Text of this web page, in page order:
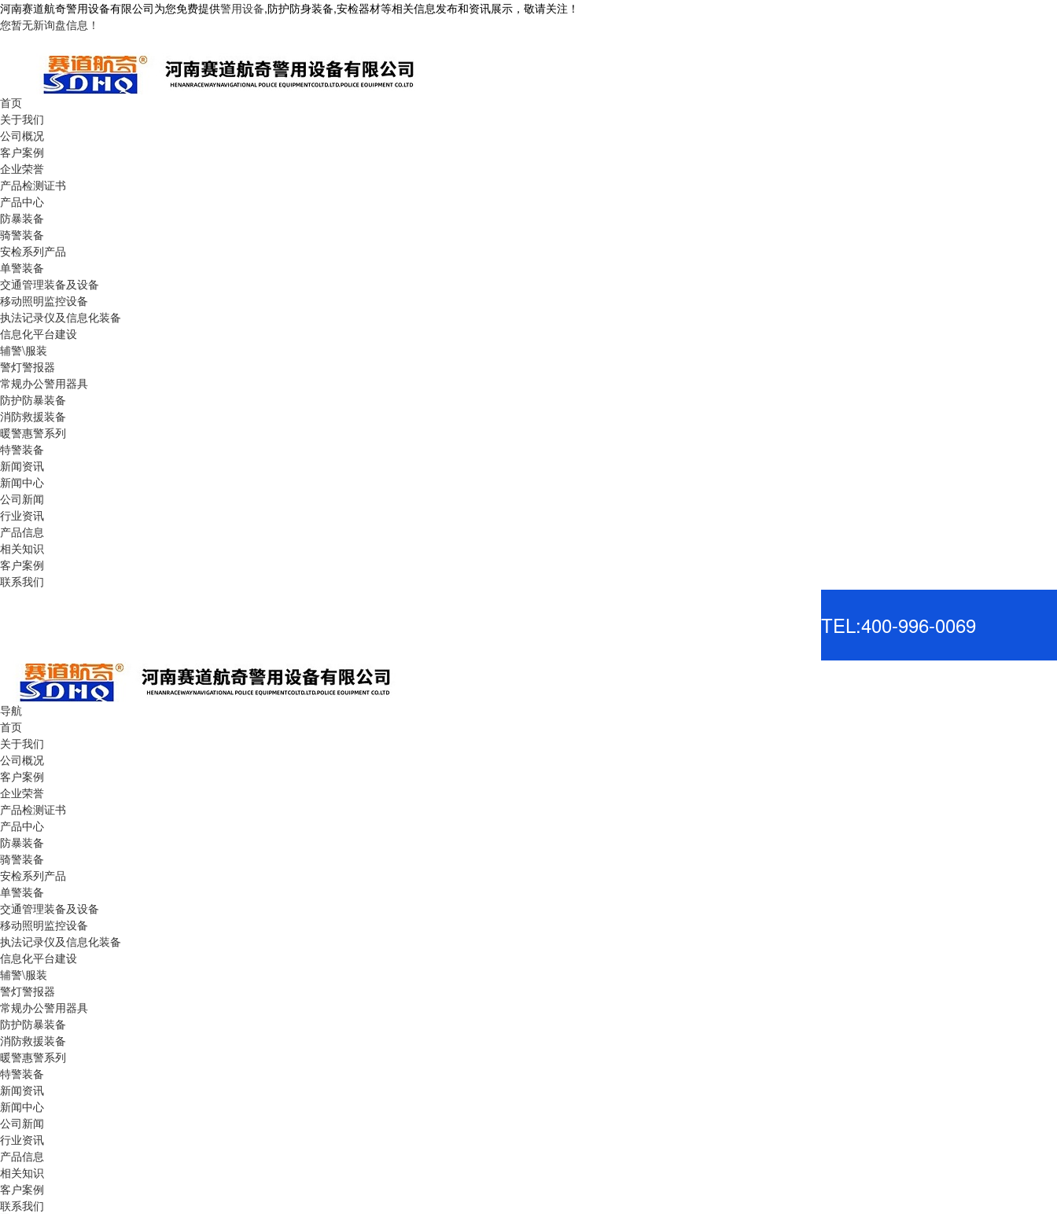
河南赛道航奇警用设备有限公司为您免费提供警用设备,防护防身装备,安检器材等相关信息发布和资讯展示，敬请关注！
您暂无新询盘信息！
首页
关于我们
公司概况
客户案例
企业荣誉
产品检测证书
产品中心
防暴装备
骑警装备
安检系列产品
单警装备
交通管理装备及设备
移动照明监控设备
执法记录仪及信息化装备
信息化平台建设
辅警\服装
警灯警报器
常规办公警用器具
防护防暴装备
消防救援装备
暖警惠警系列
特警装备
新闻资讯
新闻中心
公司新闻
行业资讯
产品信息
相关知识
客户案例
联系我们
TEL:400-996-0069
导航
首页
关于我们
公司概况
客户案例
企业荣誉
产品检测证书
产品中心
防暴装备
骑警装备
安检系列产品
单警装备
交通管理装备及设备
移动照明监控设备
执法记录仪及信息化装备
信息化平台建设
辅警\服装
警灯警报器
常规办公警用器具
防护防暴装备
消防救援装备
暖警惠警系列
特警装备
新闻资讯
新闻中心
公司新闻
行业资讯
产品信息
相关知识
客户案例
联系我们